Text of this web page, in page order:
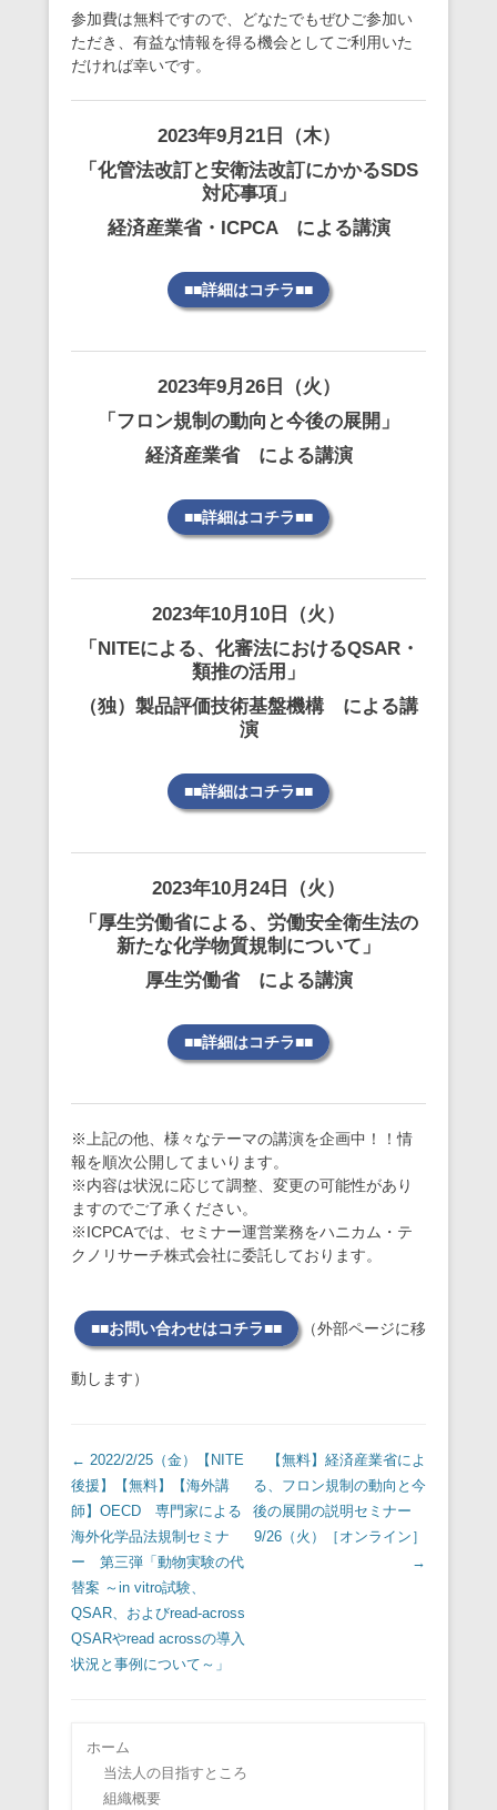
参加費は無料ですので、どなたでもぜひご参加い
ただき、有益な情報を得る機会としてご利用いた
だければ幸いです。
2023年9月21日（木）
「化管法改訂と安衛法改訂にかかるSDS
対応事項」
経済産業省・ICPCA による講演
■■詳細はコチラ■■
2023年9月26日（火）
「フロン規制の動向と今後の展開」
経済産業省 による講演
■■詳細はコチラ■■
2023年10月10日（火）
「NITEによる、化審法におけるQSAR・
類推の活用」
（独）製品評価技術基盤機構 による講
演
■■詳細はコチラ■■
2023年10月24日（火）
「厚生労働省による、労働安全衛生法の
新たな化学物質規制について」
厚生労働省 による講演
■■詳細はコチラ■■
※上記の他、様々なテーマの講演を企画中！！情
報を順次公開してまいります。
※内容は状況に応じて調整、変更の可能性があり
ますのでご了承ください。
※ICPCAでは、セミナー運営業務をハニカム・テ
クノリサーチ株式会社に委託しております。
■■お問い合わせはコチラ■■ （外部ページに移
動します）
投稿ナビゲーション
← 2022/2/25（金）【NITE
後援】【無料】【海外講
師】OECD 専門家による
海外化学品法規制セミナ
ー 第三弾「動物実験の代
替案 ～in vitro試験、
QSAR、およびread-across
QSARやread acrossの導入
状況と事例について～」
【無料】経済産業省によ
る、フロン規制の動向と今
後の展開の説明セミナー
9/26（火）［オンライン］
→
ホーム
当法人の目指すところ
組織概要